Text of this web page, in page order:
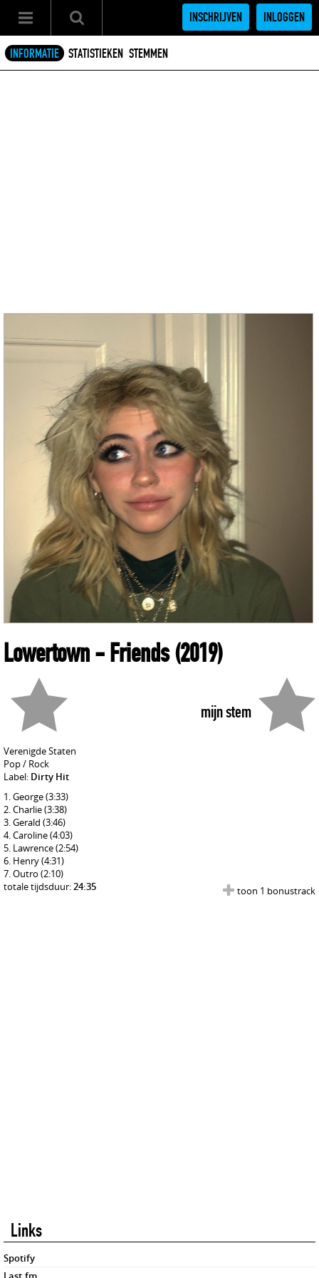
INSCHRIJVEN INLOGGEN
INFORMATIE STATISTIEKEN STEMMEN
Lowertown- Friends(2019)
mijn stem
Verenigde Staten
Pop / Rock
Label: Dirty Hit
George(3:33)
Charlie(3:38)
Gerald (3:46)
Caroline(4:03)
Lawrence(2:54)
Henry(4:31)
Outro (2:10)
toon 1 bonustrack
totale tijdsduur:24:35
Links
Spotify